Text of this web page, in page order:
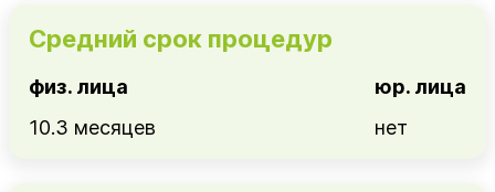
Средний срок процедур
физ. лица
10.3 месяцев
юр. лица
нет